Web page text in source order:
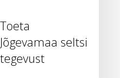
Toeta
Jõgevamaa seltsi
tegevust